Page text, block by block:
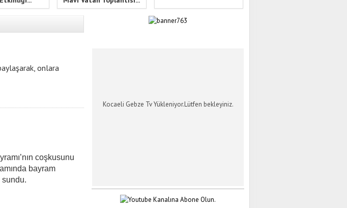
onlara
coşkusunu
bayram
Kocaeli Gebze Tv Yükleniyor.Lütfen bekleyiniz.